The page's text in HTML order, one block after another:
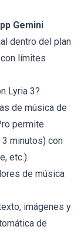
Gemini
dentro del plan
límites
Lyria 3?
de música de
permite
minutos) con
etc.).
de música
imágenes y
de